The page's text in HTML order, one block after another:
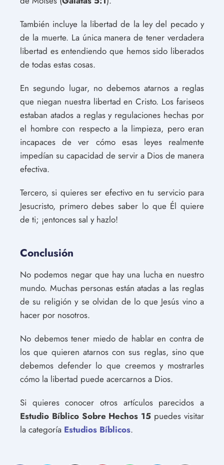
También incluye la libertad de la ley del pecado y
de la muerte. La única manera de tener verdadera
libertad es entendiendo que hemos sido liberados
de todas estas cosas.
En segundo lugar, no debemos atarnos a reglas
que niegan nuestra libertad en Cristo. Los fariseos
estaban atados a reglas y regulaciones hechas por
el hombre con respecto a la limpieza, pero eran
incapaces de ver cómo esas leyes realmente
impedían su capacidad de servir a Dios de manera
efectiva.
Tercero, si quieres ser efectivo en tu servicio para
Jesucristo, primero debes saber lo que Él quiere
de ti; ¡entonces sal y hazlo!
Conclusión
No podemos negar que hay una lucha en nuestro
mundo. Muchas personas están atadas a las reglas
de su religión y se olvidan de lo que Jesús vino a
hacer por nosotros.
No debemos tener miedo de hablar en contra de
los que quieren atarnos con sus reglas, sino que
debemos defender lo que creemos y mostrarles
cómo la libertad puede acercarnos a Dios.
Si quieres conocer otros artículos parecidos a
Estudio Bíblico Sobre Hechos 15 puedes visitar
la categoría Estudios Bíblicos.